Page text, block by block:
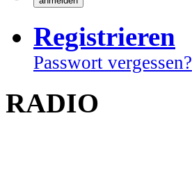
Registrieren
Passwort vergessen?
RADIO